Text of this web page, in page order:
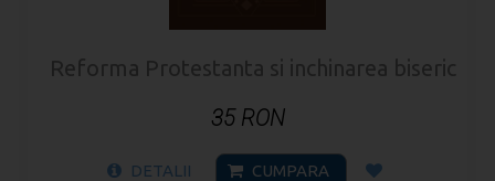
Reforma Protestanta si inchinarea bisericii
35 RON
DETALII CUMPARA